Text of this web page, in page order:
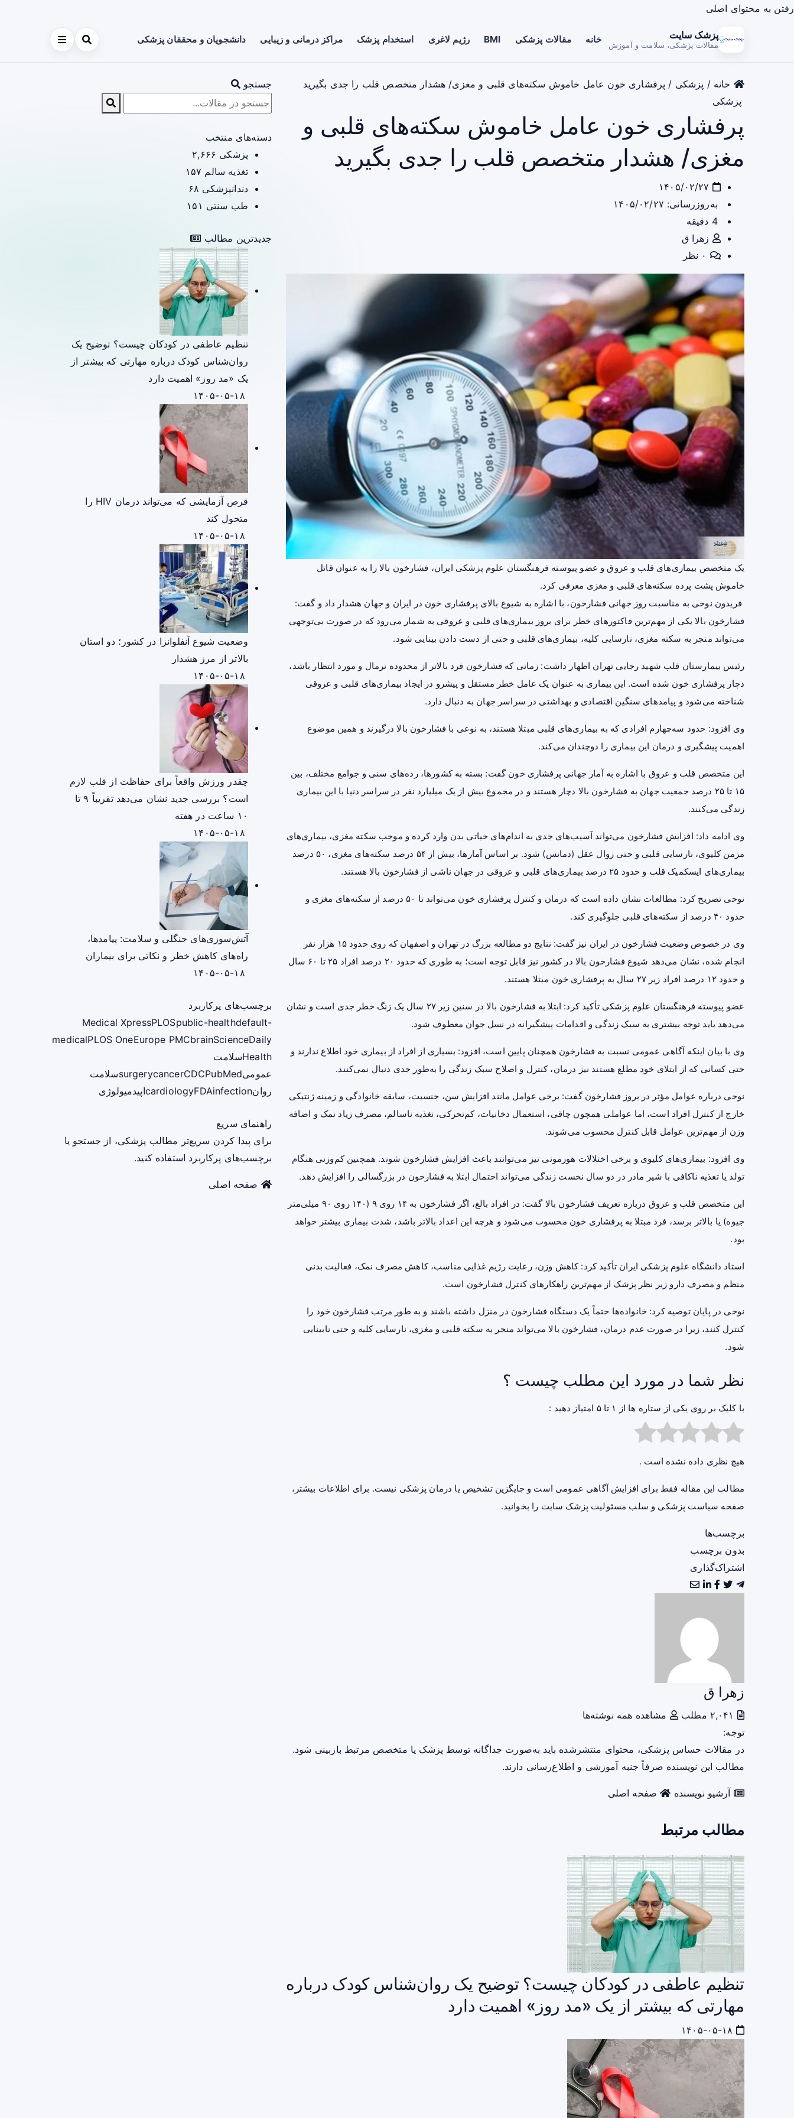
رفتن به محتوای اصلی
پزشک سایت
مقالات پزشکی، سلامت و آموزش خانه مقالات پزشکی BMI رژیم لاغری استخدام پزشک مراکز درمانی و زیبایی دانشجویان و محققان پزشکی
خانه / پزشکی / پرفشاری خون عامل خاموش سکته‌های قلبی و مغزی/ هشدار متخصص قلب را جدی بگیرید
پزشکی
پرفشاری خون عامل خاموش سکته‌های قلبی و
مغزی/ هشدار متخصص قلب را جدی بگیرید
به‌روزرسانی: ۱۴۰۵/۰۲/۲۷
4 دقیقه
زهرا ق
یک متخصص بیماری‌های قلب و عروق و عضو پیوسته فرهنگستان علوم پزشکی ایران، فشارخون بالا را به عنوان قاتل
خاموش پشت پرده سکته‌های قلبی و مغزی معرفی کرد.
فریدون نوحی به مناسبت روز جهانی فشارخون، با اشاره به شیوع بالای پرفشاری خون در ایران و جهان هشدار داد و گفت:
فشارخون بالا یکی از مهم‌ترین فاکتورهای خطر برای بروز بیماری‌های قلبی و عروقی به شمار می‌رود که در صورت بی‌توجهی
می‌تواند منجر به سکته مغزی، نارسایی کلیه، بیماری‌های قلبی و حتی از دست دادن بینایی شود.
رئیس بیمارستان قلب شهید رجایی تهران اظهار داشت: زمانی که فشارخون فرد بالاتر از محدوده نرمال و مورد انتظار باشد،
دچار پرفشاری خون شده است. این بیماری به عنوان یک عامل خطر مستقل و پیشرو در ایجاد بیماری‌های قلبی و عروقی
شناخته می‌شود و پیامدهای سنگین اقتصادی و بهداشتی در سراسر جهان به دنبال دارد.
وی افزود: حدود سه‌چهارم افرادی که به بیماری‌های قلبی مبتلا هستند، به نوعی با فشارخون بالا درگیرند و همین موضوع
اهمیت پیشگیری و درمان این بیماری را دوچندان می‌کند.
این متخصص قلب و عروق با اشاره به آمار جهانی پرفشاری خون گفت: بسته به کشورها، رده‌های سنی و جوامع مختلف، بین
۱۵ تا ۲۵ درصد جمعیت جهان به فشارخون بالا دچار هستند و در مجموع بیش از یک میلیارد نفر در سراسر دنیا با این بیماری
زندگی می‌کنند.
وی ادامه داد: افزایش فشارخون می‌تواند آسیب‌های جدی به اندام‌های حیاتی بدن وارد کرده و موجب سکته مغزی، بیماری‌های
مزمن کلیوی، نارسایی قلبی و حتی زوال عقل (دمانس) شود. بر اساس آمارها، بیش از ۵۴ درصد سکته‌های مغزی، ۵۰ درصد
بیماری‌های ایسکمیک قلب و حدود ۲۵ درصد بیماری‌های قلبی و عروقی در جهان ناشی از فشارخون بالا هستند.
نوحی تصریح کرد: مطالعات نشان داده است که درمان و کنترل پرفشاری خون می‌تواند تا ۵۰ درصد از سکته‌های مغزی و
حدود ۴۰ درصد از سکته‌های قلبی جلوگیری کند.
وی در خصوص وضعیت فشارخون در ایران نیز گفت: نتایج دو مطالعه بزرگ در تهران و اصفهان که روی حدود ۱۵ هزار نفر
انجام شده، نشان می‌دهد شیوع فشارخون بالا در کشور نیز قابل توجه است؛ به طوری که حدود ۲۰ درصد افراد ۲۵ تا ۶۰ سال
و حدود ۱۲ درصد افراد زیر ۲۷ سال به پرفشاری خون مبتلا هستند.
عضو پیوسته فرهنگستان علوم پزشکی تأکید کرد: ابتلا به فشارخون بالا در سنین زیر ۲۷ سال یک زنگ خطر جدی است و نشان
می‌دهد باید توجه بیشتری به سبک زندگی و اقدامات پیشگیرانه در نسل جوان معطوف شود.
وی با بیان اینکه آگاهی عمومی نسبت به فشارخون همچنان پایین است، افزود: بسیاری از افراد از بیماری خود اطلاع ندارند و
حتی کسانی که از ابتلای خود مطلع هستند نیز درمان، کنترل و اصلاح سبک زندگی را به‌طور جدی دنبال نمی‌کنند.
نوحی درباره عوامل مؤثر در بروز فشارخون گفت: برخی عوامل مانند افزایش سن، جنسیت، سابقه خانوادگی و زمینه ژنتیکی
خارج از کنترل افراد است، اما عواملی همچون چاقی، استعمال دخانیات، کم‌تحرکی، تغذیه ناسالم، مصرف زیاد نمک و اضافه
وزن از مهم‌ترین عوامل قابل کنترل محسوب می‌شوند.
وی افزود: بیماری‌های کلیوی و برخی اختلالات هورمونی نیز می‌توانند باعث افزایش فشارخون شوند. همچنین کم‌وزنی هنگام
تولد یا تغذیه ناکافی با شیر مادر در دو سال نخست زندگی می‌تواند احتمال ابتلا به فشارخون در بزرگسالی را افزایش دهد.
این متخصص قلب و عروق درباره تعریف فشارخون بالا گفت: در افراد بالغ، اگر فشارخون به ۱۴ روی ۹ (۱۴۰ روی ۹۰ میلی‌متر
جیوه) یا بالاتر برسد، فرد مبتلا به پرفشاری خون محسوب می‌شود و هرچه این اعداد بالاتر باشد، شدت بیماری بیشتر خواهد
بود.
استاد دانشگاه علوم پزشکی ایران تأکید کرد: کاهش وزن، رعایت رژیم غذایی مناسب، کاهش مصرف نمک، فعالیت بدنی
منظم و مصرف دارو زیر نظر پزشک از مهم‌ترین راهکارهای کنترل فشارخون است.
نوحی در پایان توصیه کرد: خانواده‌ها حتماً یک دستگاه فشارخون در منزل داشته باشند و به طور مرتب فشارخون خود را
کنترل کنند، زیرا در صورت عدم درمان، فشارخون بالا می‌تواند منجر به سکته قلبی و مغزی، نارسایی کلیه و حتی نابینایی
شود.
نظر شما در مورد این مطلب چیست ؟
با کلیک بر روی یکی از ستاره ها از ۱ تا ۵ امتیاز دهید :
هیچ نظری داده نشده است .
مطالب این مقاله فقط برای افزایش آگاهی عمومی است و جایگزین تشخیص یا درمان پزشکی نیست. برای اطلاعات بیشتر،
صفحه سیاست پزشکی و سلب مسئولیت پزشک سایت را بخوانید.
برچسب‌ها
بدون برچسب
اشتراک‌گذاری
زهرا ق
مشاهده همه نوشته‌ها
توجه:
در مقالات حساس پزشکی، محتوای منتشرشده باید به‌صورت جداگانه توسط پزشک یا متخصص مرتبط بازبینی شود.
مطالب این نویسنده صرفاً جنبه آموزشی و اطلاع‌رسانی دارند.
آرشیو نویسنده صفحه اصلی
مطالب مرتبط
تنظیم عاطفی در کودکان چیست؟ توضیح یک روان‌شناس کودک درباره
مهارتی که بیشتر از یک «مد روز» اهمیت دارد
جستجو
دسته‌های منتخب
پزشکی ۲,۶۶۶
تغذیه سالم ۱۵۷
دندانپزشکی ۶۸
طب سنتی ۱۵۱
جدیدترین مطالب
تنظیم عاطفی در کودکان چیست؟ توضیح یک
روان‌شناس کودک درباره مهارتی که بیشتر از
یک «مد روز» اهمیت دارد
قرص آزمایشی که می‌تواند درمان HIV را
متحول کند
وضعیت شیوع آنفلوانزا در کشور؛ دو استان
بالاتر از مرز هشدار
چقدر ورزش واقعاً برای حفاظت از قلب لازم
است؟ بررسی جدید نشان می‌دهد تقریباً ۹ تا
۱۰ ساعت در هفته
آتش‌سوزی‌های جنگلی و سلامت: پیامدها،
راه‌های کاهش خطر و نکاتی برای بیماران
برچسب‌های پرکاربرد
Medical XpressPLOSpublic-healthdefault-
medicalPLOS OneEurope PMCbrainScienceDaily
Healthسلامت
عمومی
surgerycancerCDCPubMed
سلامت
روان
cardiologyFDAinfection اپیدمیولوژی
راهنمای سریع
برای پیدا کردن سریع‌تر مطالب پزشکی، از جستجو یا
برچسب‌های پرکاربرد استفاده کنید.
صفحه اصلی